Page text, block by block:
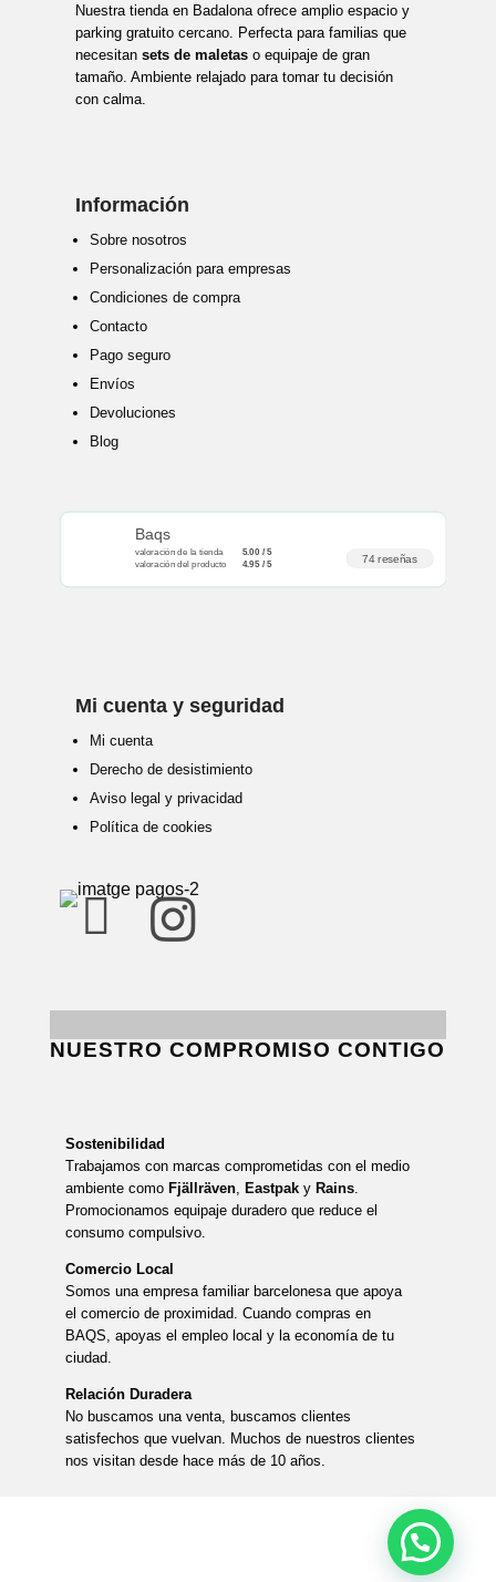
Nuestra tienda en Badalona ofrece amplio espacio y
parking gratuito cercano. Perfecta para familias que
necesitan sets de maletaso equipaje de gran
tamaño. Ambiente relajado para tomar tu decisión
con calma.
Información
Sobre nosotros
Personalización para empresas
Condiciones de compra
Contacto
Pago seguro
Envíos
Devoluciones
Blog
Baqs
valoración de la tienda 5.00 / 5
valoración del producto 4.95 / 5 74 reseñas
Mi cuenta y seguridad
Mi cuenta
Derecho de desistimiento
Aviso legal y privacidad
Política de cookies
 
NUESTRO COMPROMISO CONTIGO
Sostenibilidad
Trabajamos con marcas comprometidas con el medio
ambiente como Fjällräven, Eastpak y Rains.
Promocionamos equipaje duradero que reduce el
consumo compulsivo.
Comercio Local
Somos una empresa familiar barcelonesa que apoya
el comercio de proximidad. Cuando compras en
BAQS, apoyas el empleo local y la economía de tu
ciudad.
Relación Duradera
No buscamos una venta, buscamos clientes
satisfechos que vuelvan. Muchos de nuestros clientes
nos visitan desde hace más de 10 años.